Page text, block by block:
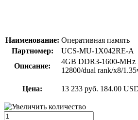
Наименование: Оперативная память
Партномер:
UCS-MU-1X042RE-A
Описание:
4GB DDR3-1600-
12800/dual rank/x8/
Цена: 13 233 руб. 184.00